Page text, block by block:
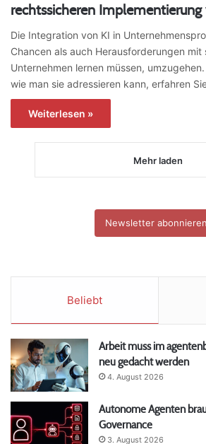
rechtssicheren Implementierung
Die Integration von KI in
Chancen als auch Herausforderungen mit
Unternehmen lernen müssen,
wie man sie adressieren kann, erfahren
Weiterlesen »
Mehr laden
Newsletter abonnieren
Beliebt
Arbeit muss im
neu gedacht werden
4. August 2026
Autonome Agenten
Governance
3. August 2026